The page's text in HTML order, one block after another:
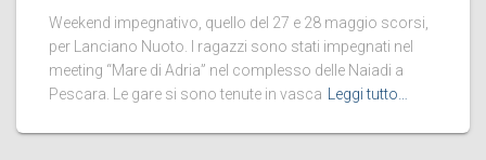
Weekend impegnativo, quello del 27 e 28 maggio scorsi,
per Lanciano Nuoto. I ragazzi sono stati impegnati nel
meeting “Mare di Adria” nel complesso delle Naiadi a
Pescara. Le gare si sono tenute in vasca
Leggi tutto…